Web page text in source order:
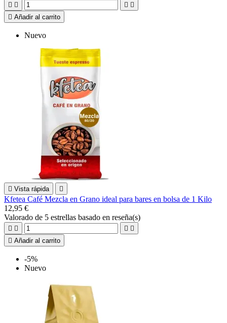
   
 Añadir al carrito
Nuevo
 Vista rápida 
Kfetea Café Mezcla en Grano ideal para bares en bolsa de 1 Kilo
12,95 €
Valorado de 5 estrellas basado en reseña(s)
   
 Añadir al carrito
-5%
Nuevo